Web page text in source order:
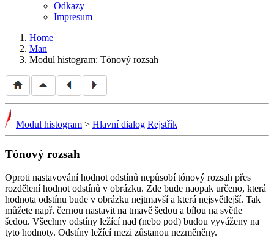
Odkazy
Impresum
Home
Man
Modul histogram: Tónový rozsah
Modul histogram > Hlavní dialog Rejstřík
Tónový rozsah
Oproti nastavování hodnot odstínů nepůsobí tónový rozsah přes
rozdělení hodnot odstínů v obrázku. Zde bude naopak určeno, která
hodnota odstínu bude v obrázku nejtmavší a která nejsvětlejší. Tak
můžete např. černou nastavit na tmavě šedou a bílou na světle
šedou. Všechny odstíny ležící nad (nebo pod) budou vyváženy na
tyto hodnoty. Odstíny ležící mezi zůstanou nezměněny.